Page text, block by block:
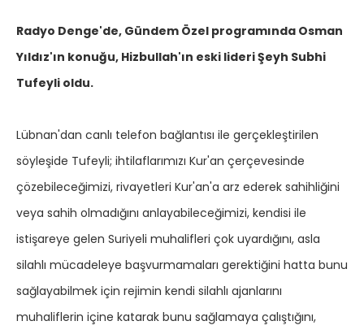
Radyo Denge'de, Gündem Özel programında Osman
Yıldız'ın konuğu, Hizbullah'ın eski lideri Şeyh Subhi
Tufeyli oldu.
Lübnan'dan canlı telefon bağlantısı ile gerçekleştirilen
söyleşide Tufeyli; ihtilaflarımızı Kur'an çerçevesinde
çözebileceğimizi, rivayetleri Kur'an'a arz ederek sahihliğini
veya sahih olmadığını anlayabileceğimizi, kendisi ile
istişareye gelen Suriyeli muhalifleri çok uyardığını, asla
silahlı mücadeleye başvurmamaları gerektiğini hatta bunu
sağlayabilmek için rejimin kendi silahlı ajanlarını
muhaliflerin içine katarak bunu sağlamaya çalıştığını,